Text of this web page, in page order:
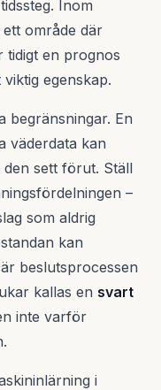
Inom
område där
tidigt en prognos
egenskap.
begränsningar. En
väderdata kan
sett förut. Ställ
–
som aldrig
kan
beslutsprocessen
kallas en svart
inte varför
i